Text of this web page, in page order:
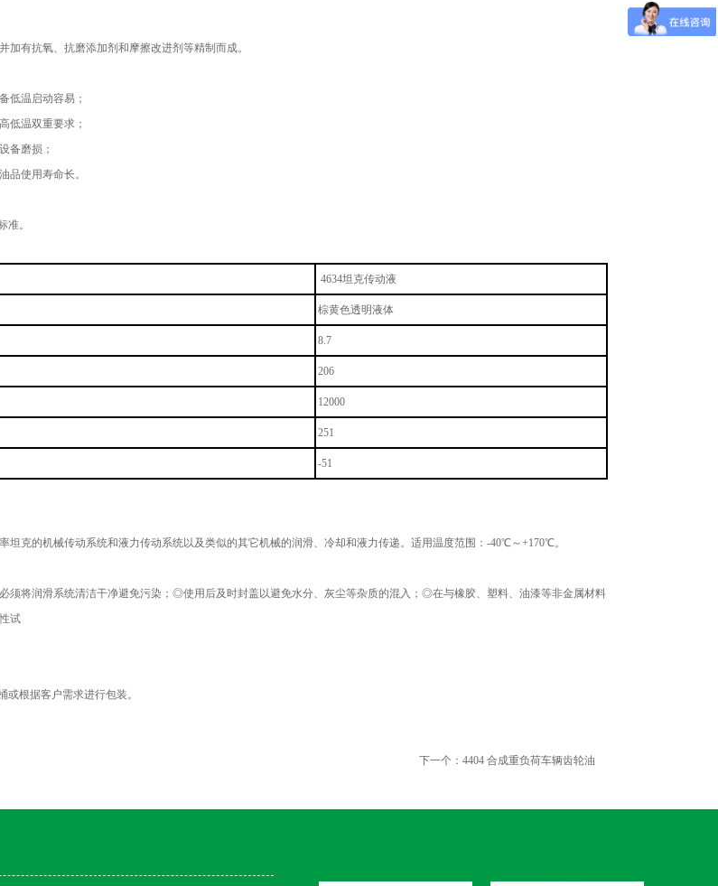
加有抗氧、抗磨添加剂和摩擦改进剂等精制而成。
低温启动容易；
低温双重要求；
备磨损；
品使用寿命长。
准。
4634坦克传动液
棕黄色透明液体
8.7
206
12000
251
-51
坦克的机械传动系统和液力传动系统以及类似的其它机械的润滑、冷却和液力传递。适用温度范围：-40℃～+170℃。
须将润滑系统清洁干净避免污染；◎使用后及时封盖以避免水分、灰尘等杂质的混入；◎在与橡胶、塑料、油漆等非金属材料
试
根据客户需求进行包装。
下一个：4404 合成重负荷车辆齿轮油